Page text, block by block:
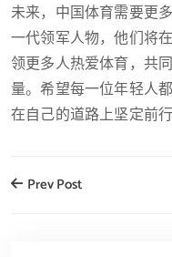
未来，中国体育需要更
一代领军人物，他们将
领更多人热爱体育，共
量。希望每一位年轻人
在自己的道路上坚定前
Prev Post